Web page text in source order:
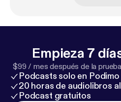
Empieza 7
$99 / mes después de la
Podcasts solo en Podimo
20 horas de audiolibros
Podcast gratuitos